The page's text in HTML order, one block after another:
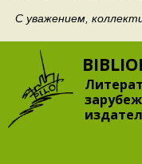
С уважением,